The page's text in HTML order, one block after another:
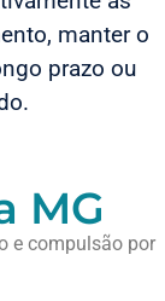
manter o
prazo ou
MG
e compulsão por